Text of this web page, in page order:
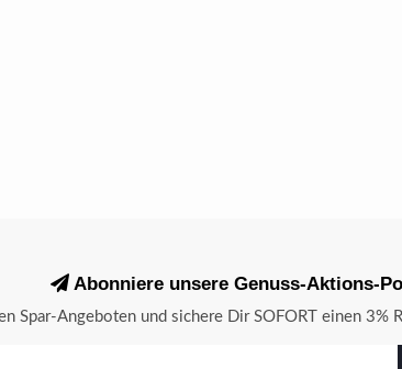
Abonniere unsere Genuss-Aktions-
Spar-Angeboten und sichere Dir SOFORT einen 3%